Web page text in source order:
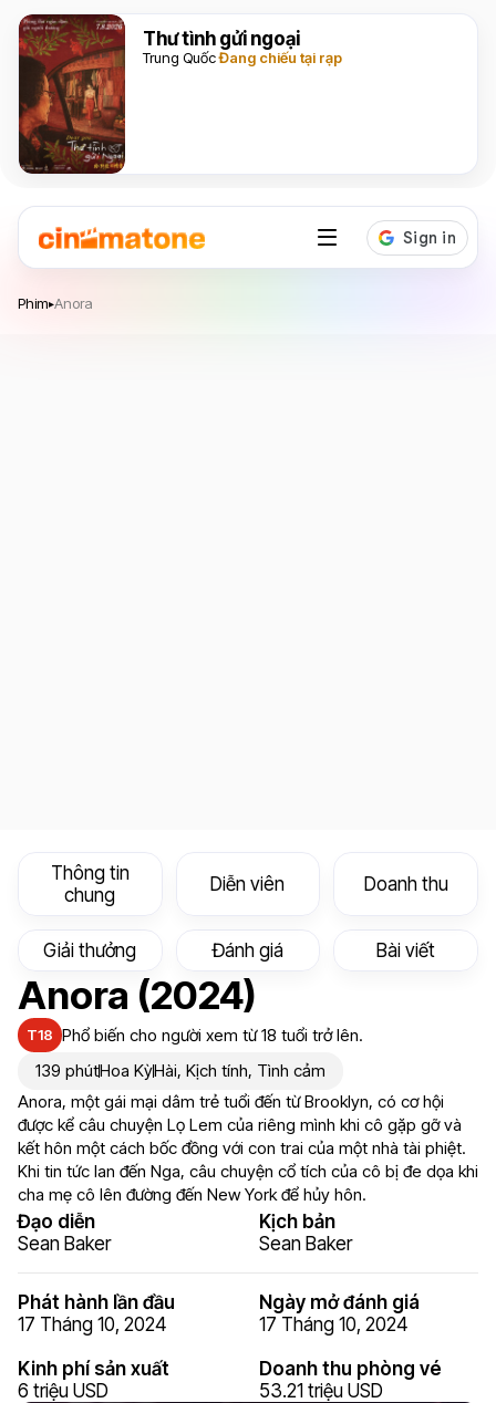
Thư tình gửi ngoại
Trung QuốcĐang chiếu tại rạp
Phim▸Anora
Thông tin
chung
Diễn viên Doanh thu
Giải thưởng Đánh giá Bài viết
Anora (2024)
T18 Phổ biến cho người xem từ 18 tuổi trở lên.
139 phútHoa KỳHài, Kịch tính, Tình cảm
Anora, một gái mại dâm trẻ tuổi đến từ Brooklyn, có cơ hội
được kể câu chuyện Lọ Lem của riêng mình khi cô gặp gỡ và
kết hôn một cách bốc đồng với con trai của một nhà tài phiệt.
Khi tin tức lan đến Nga, câu chuyện cổ tích của cô bị đe dọa khi
cha mẹ cô lên đường đến New York để hủy hôn.
Đạo diễn
Sean Baker
Kịch bản
Sean Baker
Phát hành lần đầu
17 Tháng 10, 2024
Ngày mở đánh giá
17 Tháng 10, 2024
Kinh phí sản xuất
6 triệu USD
Doanh thu phòng vé
53.21 triệu USD